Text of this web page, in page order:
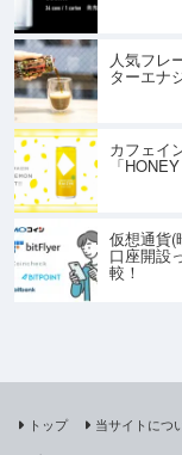
人気フレ
ターエナ
カフェイ
「
仮想通貨(
口座開設
較！
トップ 当サイトにつ